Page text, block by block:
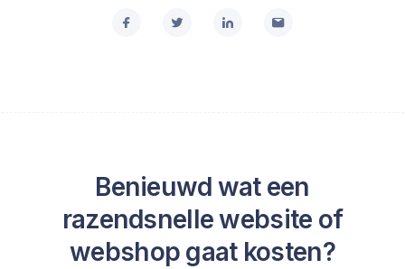
Benieuwd wat een
razendsnelle website of
webshop gaat kosten?